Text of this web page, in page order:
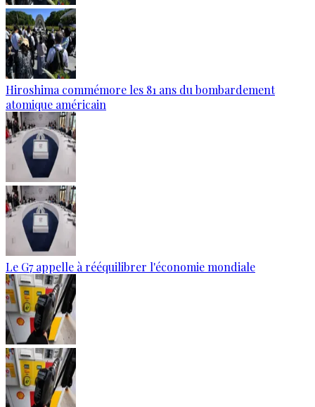
Hiroshima commémore les 81 ans du bombardement
atomique américain
Le G7 appelle à rééquilibrer l'économie mondiale